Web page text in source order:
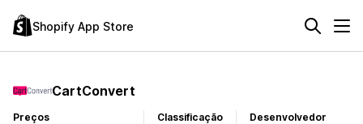
Shopify App Store
CartConvert
Preços
Classificação
Desenvolvedor